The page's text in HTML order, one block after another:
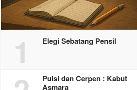
1 Elegi Sebatang Pensil
Puisi dan Cerpen : Kabut
Asmara